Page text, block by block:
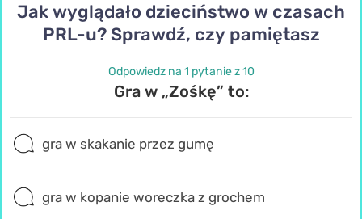
Jak wyglądało dzieciństwo w czasach
PRL-u? Sprawdź, czy pamiętasz
Odpowiedz na 1 pytanie z 10
Gra w „Zośkę” to:
gra w skakanie przez gumę
gra w kopanie woreczka z grochem